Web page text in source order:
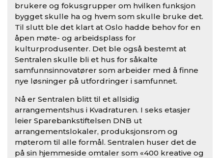
brukere og fokusgrupper om hvilken funksjon
bygget skulle ha og hvem som skulle bruke det.
Til slutt ble det klart at Oslo hadde behov for en
åpen møte- og arbeidsplass for
kulturprodusenter. Det ble også bestemt at
Sentralen skulle bli et hus for såkalte
samfunnsinnovatører som arbeider med å finne
nye løsninger på utfordringer i samfunnet.
Nå er Sentralen blitt til et allsidig
arrangementshus i Kvadraturen. I seks etasjer
leier Sparebankstiftelsen DNB ut
arrangementslokaler, produksjonsrom og
møterom til alle formål. Sentralen huser det de
på sin hjemmeside omtaler som «400 kreative og